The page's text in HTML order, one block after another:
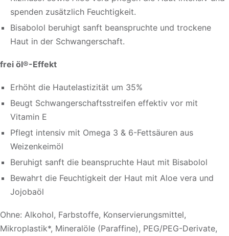
spenden zusätzlich Feuchtigkeit.
Bisabolol beruhigt sanft beanspruchte und trockene
Haut in der Schwangerschaft.
frei öl®-Effekt
Erhöht die Hautelastizität um 35%
Beugt Schwangerschaftsstreifen effektiv vor mit
Vitamin E
Pflegt intensiv mit Omega 3 & 6-Fettsäuren aus
Weizenkeimöl
Beruhigt sanft die beanspruchte Haut mit Bisabolol
Bewahrt die Feuchtigkeit der Haut mit Aloe vera und
Jojobaöl
Ohne: Alkohol, Farbstoffe, Konservierungsmittel,
Mikroplastik*, Mineralöle (Paraffine), PEG/PEG-Derivate,